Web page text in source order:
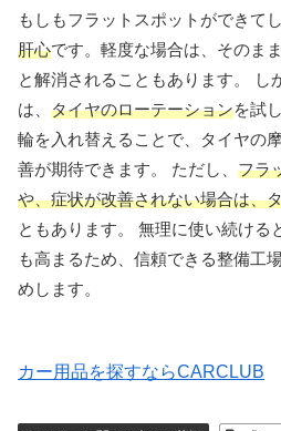
もしもフラットスポットができて
肝心です。軽度な場合は、そのま
と解消されることもあります。 し
は、 タイヤのローテーションを試
輪を入れ替えることで、タイヤの
善が期待できます。 ただし、 フラ
や、症状が改善されない場合は、
ともあります。 無理に使い続ける
も高まるため、信頼できる整備工
めします。
カー用品を探すならCARCLUB